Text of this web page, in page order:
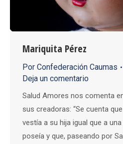
Mariquita Pérez
Por Confederación Caumas
Deja un comentario
Salud Amores nos comenta
sus creadoras: “Se cuenta
vestía a su hija igual que a
poseía y que, paseando por